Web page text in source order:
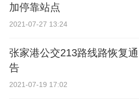
加停靠站点
2021-07-27 13:24
张家港公交213路线路恢复通
告
2021-07-19 17:02